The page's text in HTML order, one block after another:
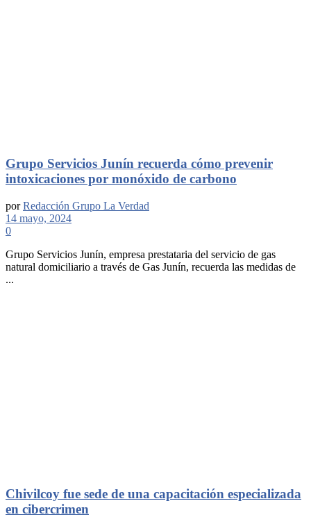
Grupo Servicios Junín recuerda cómo prevenir
intoxicaciones por monóxido de carbono
por Redacción Grupo La Verdad
14 mayo, 2024
0
Grupo Servicios Junín, empresa prestataria del servicio de gas
natural domiciliario a través de Gas Junín, recuerda las medidas de
...
Chivilcoy fue sede de una capacitación especializada
en cibercrimen